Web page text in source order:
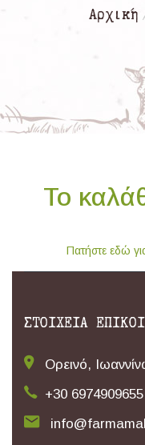
Αρχική
Το
Πατήστε εδώ
ΣΤΟΙΧΕΙΑ
Ορεινό,
+30 6974909655